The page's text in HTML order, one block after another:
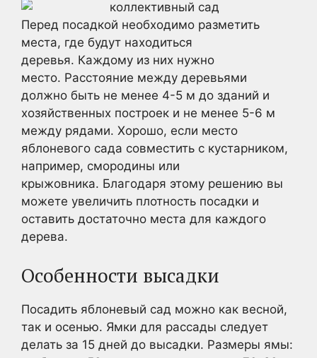
Перед посадкой необходимо разметить
места, где будут находиться
деревья. Каждому из них нужно
место. Расстояние между деревьями
должно быть не менее 4-5 м до зданий и
хозяйственных построек и не менее 5-6 м
между рядами. Хорошо, если место
яблоневого сада совместить с кустарником,
например, смородины или
крыжовника. Благодаря этому решению вы
можете увеличить плотность посадки и
оставить достаточно места для каждого
дерева.
Особенности высадки
Посадить яблоневый сад можно как весной,
так и осенью. Ямки для рассады следует
делать за 15 дней до высадки. Размеры ямы: